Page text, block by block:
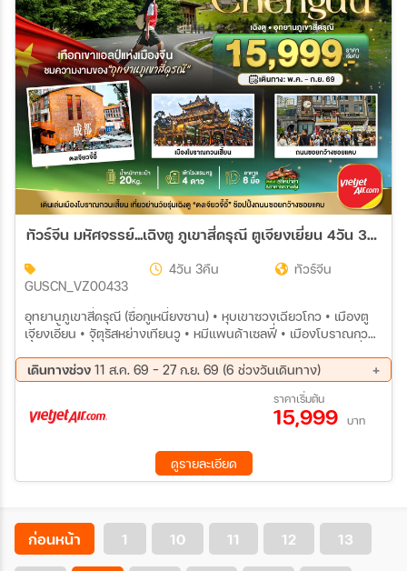
ทัวร์จีน มหัศจรรย์...เฉิงตู ภูเขาสี่ดรุณี ตูเจียงเยี่ยน 4วัน 3คืน (VZ)
GUSCN_VZ00433
4วัน 3คืน ทัวร์จีน
อุทยานภูเขาสี่ดรุณี (ซื่อกูเหนี่ยงซาน) • หุบเขาซวงเฉียวโกว • เมืองตู
เจียงเอี้ยน • จัตุรัสหย่างเทียนวู • หมีแพนด้าเซลฟี่ • เมืองโบราณกวน
เมืองเฉิงตู • ถนนคนเดินซอยกว้างซอยแคบ • ตงเจียวจี้อี้ • ถนนคน
เดินชุนซีลู่ • หมีแพนด้าปีนตึก IFS • ถนนไท่กู๋ลี่
เดินทางช่วง 11 ส.ค. 69 - 27 ก.ย. 69 (6 ช่วงวันเดินทาง)
01 ก.ย. 69 - 04 ก.ย. 69
08 ก.ย. 69 - 11 ก.ย. 69
18 ก.ย. 69 - 21 ก.ย. 69
24 ก.ย. 69 - 27 ก.ย. 69
ราคาเริ่มต้น
15,999 บาท
ดูรายละเอียด
ก่อนหน้า 1 10 11 12 13